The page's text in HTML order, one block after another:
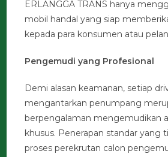
ERLANGGA TRANS hanya
mobil handal yang siap
kepada para konsumen atau
Pengemudi yang Profesional
Demi alasan keamanan, setiap
mengantarkan penumpang
berpengalaman mengemudikan
khusus. Penerapan standar yang
proses perekrutan calon